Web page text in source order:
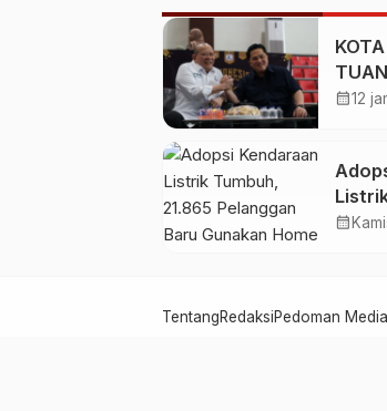
calendar_month12
calendar_month
TentangRedaksiPedoman